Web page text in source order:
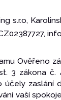
s.r.o,
Ověřeno
3 zákona
zaslání
vaší